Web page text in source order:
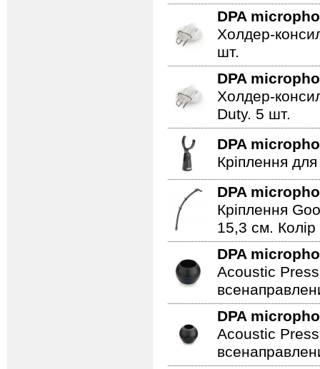
DPA
Холдер-
шт.
DPA
Холдер-
Duty. 5 шт.
DPA
Кріплення
DPA
Кріплення
15,3 см.
DPA
Acoustic
DPA
Acoustic